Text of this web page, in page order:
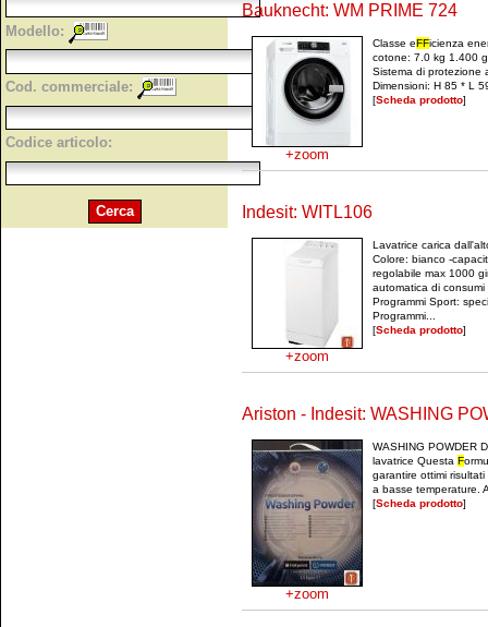
Modello:
Cod. commerciale:
Codice articolo:
Bauknecht: WM PRIME 724
+zoom
Classe eFFicienza
cotone: 7.0 kg 1.400
Sistema di protezione
Dimensioni: H 85 * L
[Scheda prodotto]
Indesit: WITL106
+zoom
Lavatrice carica
Colore: bianco -
regolabile max 1000
automatica di consumi
Programmi Sport:
Programmi...
[Scheda prodotto]
Ariston - Indesit: WASHING
+zoom
WASHING POWDER
lavatrice Questa F
garantire ottimi
a basse temperature.
[Scheda prodotto]